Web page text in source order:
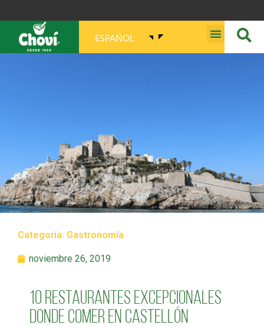
ESPAÑOL
Categoría: Gastronomía
noviembre 26, 2019
10 restaurantes excepcionales
donde comer en Castellón